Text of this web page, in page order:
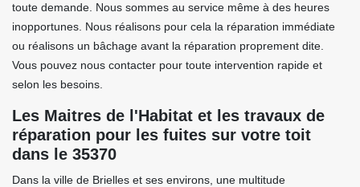
toute demande. Nous sommes au service même à des heures
inopportunes. Nous réalisons pour cela la réparation immédiate
ou réalisons un bâchage avant la réparation proprement dite.
Vous pouvez nous contacter pour toute intervention rapide et
selon les besoins.
Les Maitres de l'Habitat et les travaux de
réparation pour les fuites sur votre toit
dans le 35370
Dans la ville de Brielles et ses environs, une multitude